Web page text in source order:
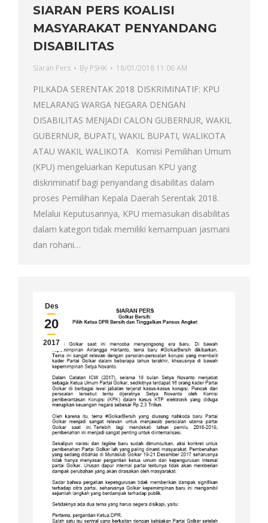
SIARAN PERS KOALISI
MASYARAKAT PENYANDANG
DISABILITAS
Siaran Pers By PSHK 18/01/2018 11:06 AM
PILKADA SERENTAK 2018 DISKRIMINATIF: KPU
MELARANG WARGA NEGARA DENGAN
DISABILITAS MENJADI CALON GUBERNUR, WAKIL
GUBERNUR, BUPATI, WAKIL BUPATI, WALIKOTA
ATAU WAKIL WALIKOTA Komisi Pemilihan Umum
(KPU) mengeluarkan Keputusan KPU yang
diskriminatif bagi penyandang disabilitas dalam
proses Pemilihan Kepala Daerah Serentak 2018.
Melalui Keputusannya, KPU memasukan disabilitas
dalam kategori tidak memiliki kemampuan jasmani
dan rohani…
Des
20
2017